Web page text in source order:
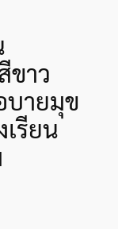
ขาว
บายมุข
รียน